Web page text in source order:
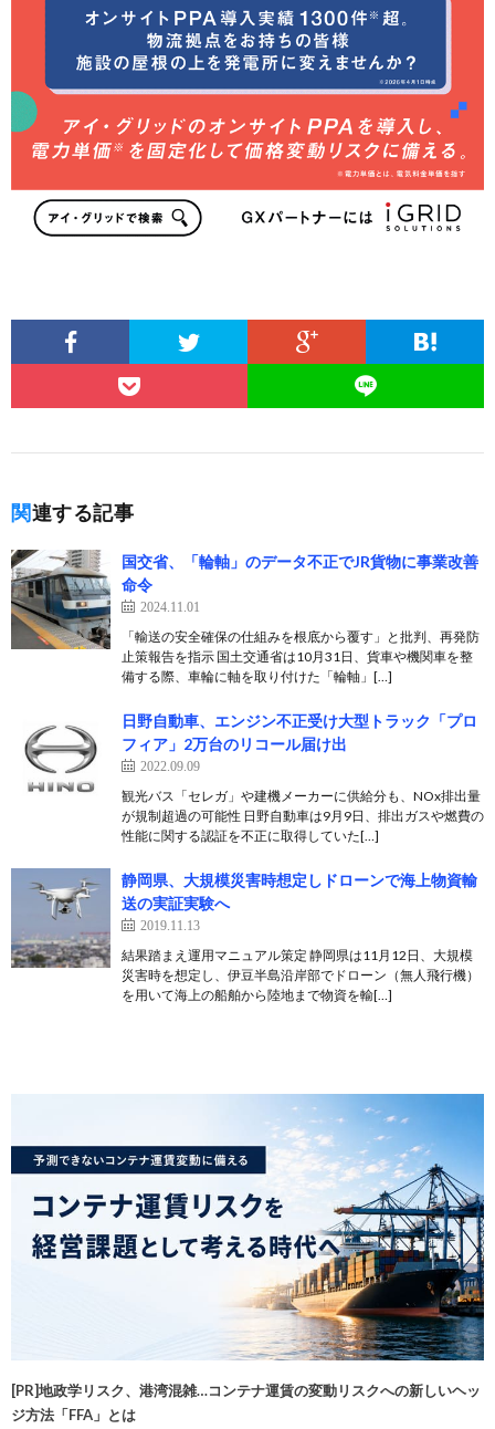
関連する記事
国交省、「輪軸」のデータ不正でJR貨物に事業改善
命令
2024.11.01
「輸送の安全確保の仕組みを根底から覆す」と批判、再発防
止策報告を指示 国土交通省は10月31日、貨車や機関車を整
備する際、車輪に軸を取り付けた「輪軸」[…]
日野自動車、エンジン不正受け大型トラック「プロ
フィア」2万台のリコール届け出
2022.09.09
観光バス「セレガ」や建機メーカーに供給分も、NOx排出量
が規制超過の可能性 日野自動車は9月9日、排出ガスや燃費の
性能に関する認証を不正に取得していた[…]
静岡県、大規模災害時想定しドローンで海上物資輸
送の実証実験へ
2019.11.13
結果踏まえ運用マニュアル策定 静岡県は11月12日、大規模
災害時を想定し、伊豆半島沿岸部でドローン（無人飛行機）
を用いて海上の船舶から陸地まで物資を輸[…]
[PR]地政学リスク、港湾混雑…コンテナ運賃の変動リスクへの新しいヘッ
ジ方法「FFA」とは